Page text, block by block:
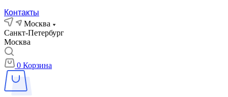
Контакты
Москва
Санкт-Петербург
Москва
0 Корзина